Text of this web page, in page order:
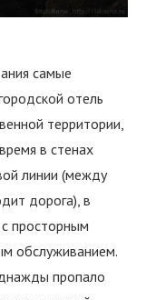
самые
отель
территории,
в стенах
линии (между
дорога), в
просторным
обслуживанием.
пропало